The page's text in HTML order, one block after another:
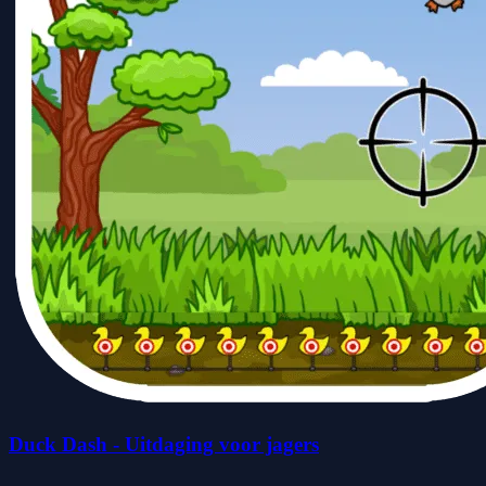
Duck Dash - Uitdaging voor jagers